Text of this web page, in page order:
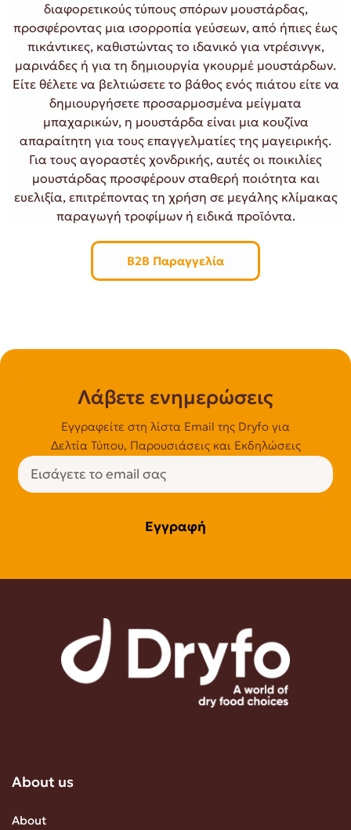
διαφορετικούς τύπους σπόρων μουστάρδας,
προσφέροντας μια ισορροπία γεύσεων, από ήπιες έως
πικάντικες, καθιστώντας το ιδανικό για ντρέσινγκ,
μαρινάδες ή για τη δημιουργία γκουρμέ μουστάρδων.
Είτε θέλετε να βελτιώσετε το βάθος ενός πιάτου είτε να
δημιουργήσετε προσαρμοσμένα μείγματα
μπαχαρικών, η μουστάρδα είναι μια κουζίνα
απαραίτητη για τους επαγγελματίες της μαγειρικής.
Για τους αγοραστές χονδρικής, αυτές οι ποικιλίες
μουστάρδας προσφέρουν σταθερή ποιότητα και
ευελιξία, επιτρέποντας τη χρήση σε μεγάλης κλίμακας
παραγωγή τροφίμων ή ειδικά προϊόντα.
B2B Παραγγελία
Λάβετε ενημερώσεις
Εγγραφείτε στη λίστα Email της Dryfo για
Δελτία Τύπου, Παρουσιάσεις και Εκδηλώσεις
Εγγραφή
About us
About